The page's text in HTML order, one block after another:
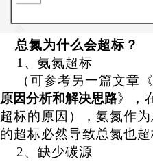
总氮为什么会超标？
1、 氨氮超标
（可参考另一篇文章《
原因分析和解决思路》，
超标的原因），氨氮作
的超标必然导致总氮也超
2、 缺少碳源